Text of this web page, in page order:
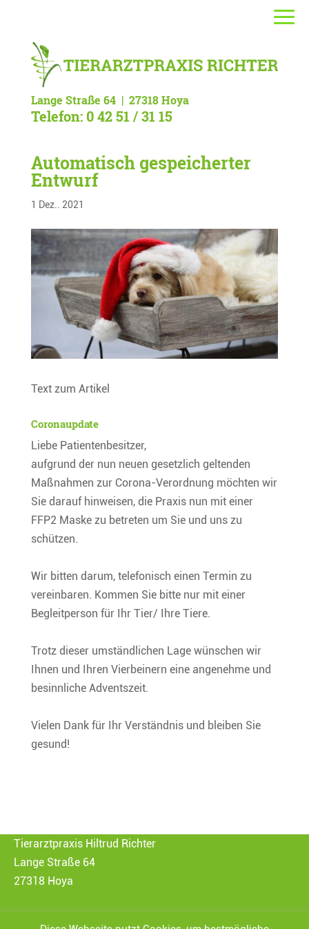
Lange Straße 64 | 27318 Hoya
Telefon: 0 42 51 / 31 15
Automatisch gespeicherter
Entwurf
1 Dez.. 2021
Text zum Artikel
Coronaupdate
Liebe Patientenbesitzer,
aufgrund der nun neuen gesetzlich geltenden
Maßnahmen zur Corona-Verordnung möchten wir
Sie darauf hinweisen, die Praxis nun mit einer
FFP2 Maske zu betreten um Sie und uns zu
schützen.
Wir bitten darum, telefonisch einen Termin zu
vereinbaren. Kommen Sie bitte nur mit einer
Begleitperson für Ihr Tier/ Ihre Tiere.
Trotz dieser umständlichen Lage wünschen wir
Ihnen und Ihren Vierbeinern eine angenehme und
besinnliche Adventszeit.
Vielen Dank für Ihr Verständnis und bleiben Sie
gesund!
Tierarztpraxis Hiltrud Richter
Lange Straße 64
27318 Hoya